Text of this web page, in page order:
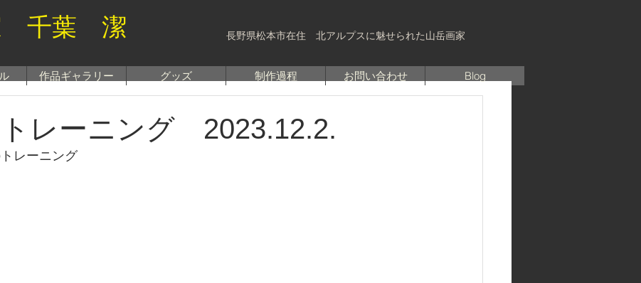
千葉 潔 長野県松本市在住 北アルプスに魅せられた山岳画家
作品ギャラリー グッズ 制作過程 お問い合わせ Blog
レーニング 2023.12.2.
レーニング